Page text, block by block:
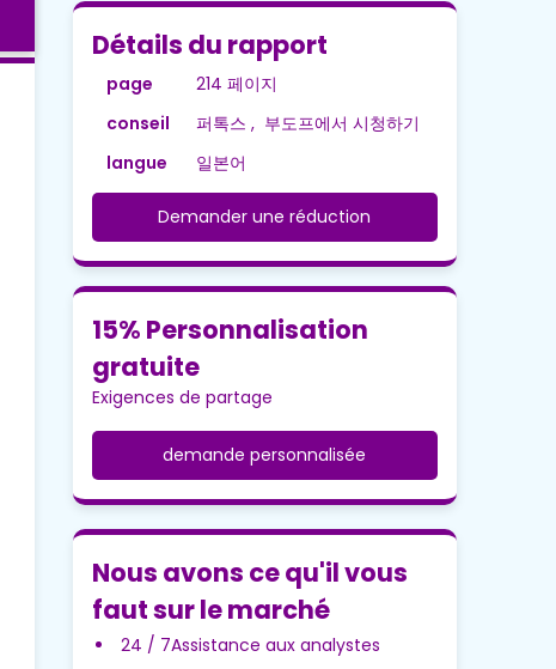
Détails du rapport
page
214 페이지
conseil
퍼톡스 , 부도프에서 시청하기
langue
일본어
Demander une réduction
15% Personnalisation
gratuite
Exigences de partage
demande personnalisée
Nous avons ce qu'il vous
faut sur le marché
24 / 7Assistance aux analystes